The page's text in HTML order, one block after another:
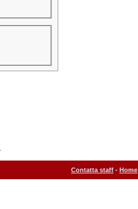
Contatta staff - Home